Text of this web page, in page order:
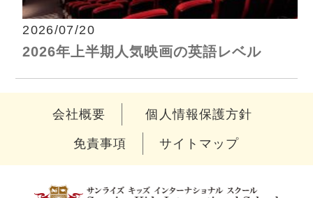
2026/07/20
2026年上半期人気映画の英語レベル
会社概要 個人情報保護方針
免責事項 サイトマップ